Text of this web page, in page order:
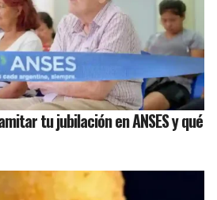
tu jubilación en ANSES y qué